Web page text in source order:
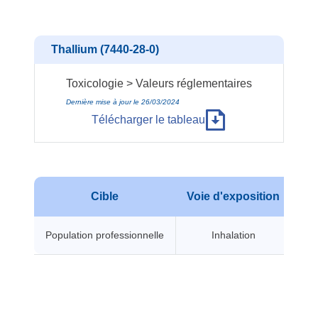
Thallium (7440-28-0)
Toxicologie > Valeurs réglementaires
Dernière mise à jour le 26/03/2024
Télécharger le tableau
Cible Voie d'exposition
Population professionnelle Inhalation